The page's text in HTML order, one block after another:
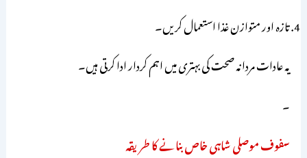
تازہ اور متوازن غذا استعمال کریں۔
یہ عادات مردانہ صحت کی بہتری میں اہم کردار ادا کرتی ہیں۔
۔
سفوف موصلی شاہی خاص بنانے کا طریقہ